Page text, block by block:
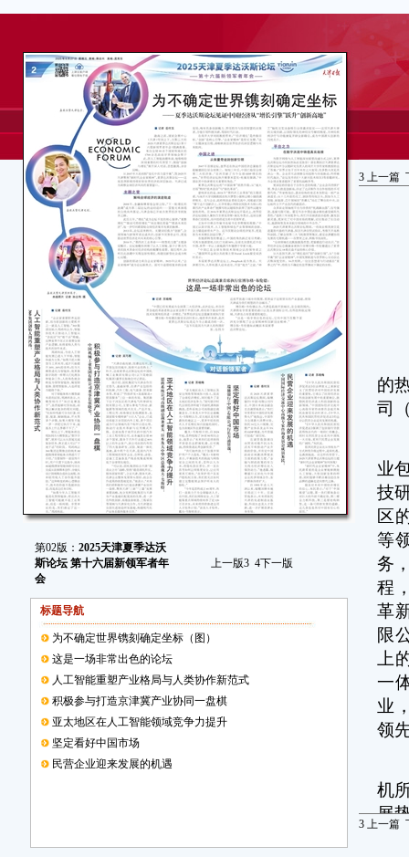
第02版： 2025天津夏季达沃
斯论坛 第十六届新领军者年
会
上一版3 4下一版
标题导航
为不确定世界镌刻确定坐标（图）
这是一场非常出色的论坛
人工智能重塑产业格局与人类协作新范式
积极参与打造京津冀产业协同一盘棋
亚太地区在人工智能领域竞争力提升
坚定看好中国市场
民营企业迎来发展的机遇
3 上一篇
的
司
业
技
区
等
务
程
革
限
上
一
业
领
机
展
3 上一篇